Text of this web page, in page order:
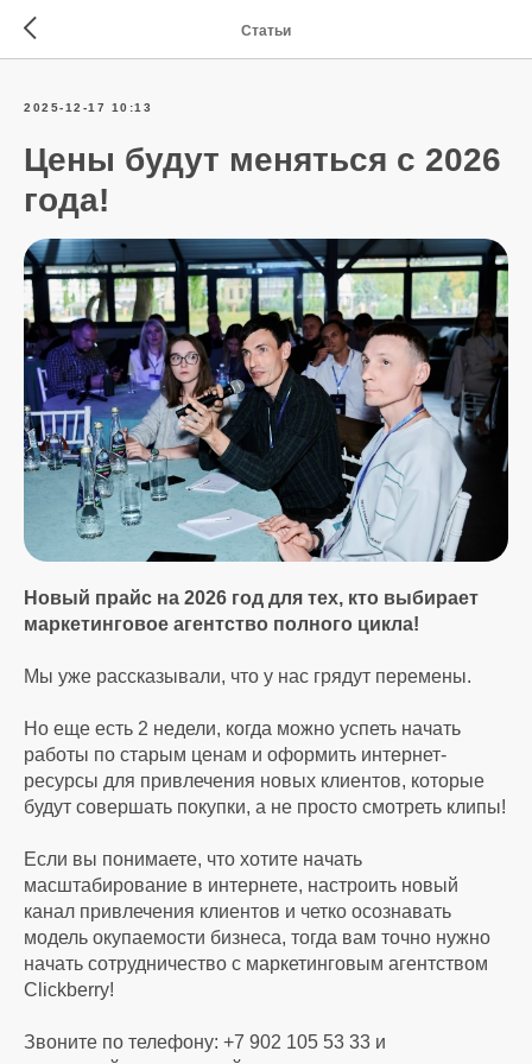
Статьи
2025-12-17 10:13
Цены будут меняться с 2026
года!
Новый прайс на 2026 год для тех, кто выбирает
маркетинговое агентство полного цикла!
Мы уже рассказывали, что у нас грядут перемены.
Но еще есть 2 недели, когда можно успеть начать
работы по старым ценам и оформить интернет-
ресурсы для привлечения новых клиентов, которые
будут совершать покупки, а не просто смотреть клипы!
Если вы понимаете, что хотите начать
масштабирование в интернете, настроить новый
канал привлечения клиентов и четко осознавать
модель окупаемости бизнеса, тогда вам точно нужно
начать сотрудничество с маркетинговым агентством
Clickberry!
Звоните по телефону: +7 902 105 53 33 и